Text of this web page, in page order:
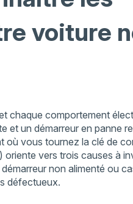
voiture
chaque comportement
et un démarreur en panne
où vous tournez la clé de
vers trois causes à
non alimenté ou
défectueux.